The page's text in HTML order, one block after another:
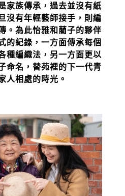
家族傳承，過去並沒有紙
沒有年輕藝師接手，則編
。為此怡雅和藺子的夥伴
的紀錄，一方面傳承每個
種編織法，另一方面更以
命名，替苑裡的下一代青
人相處的時光。